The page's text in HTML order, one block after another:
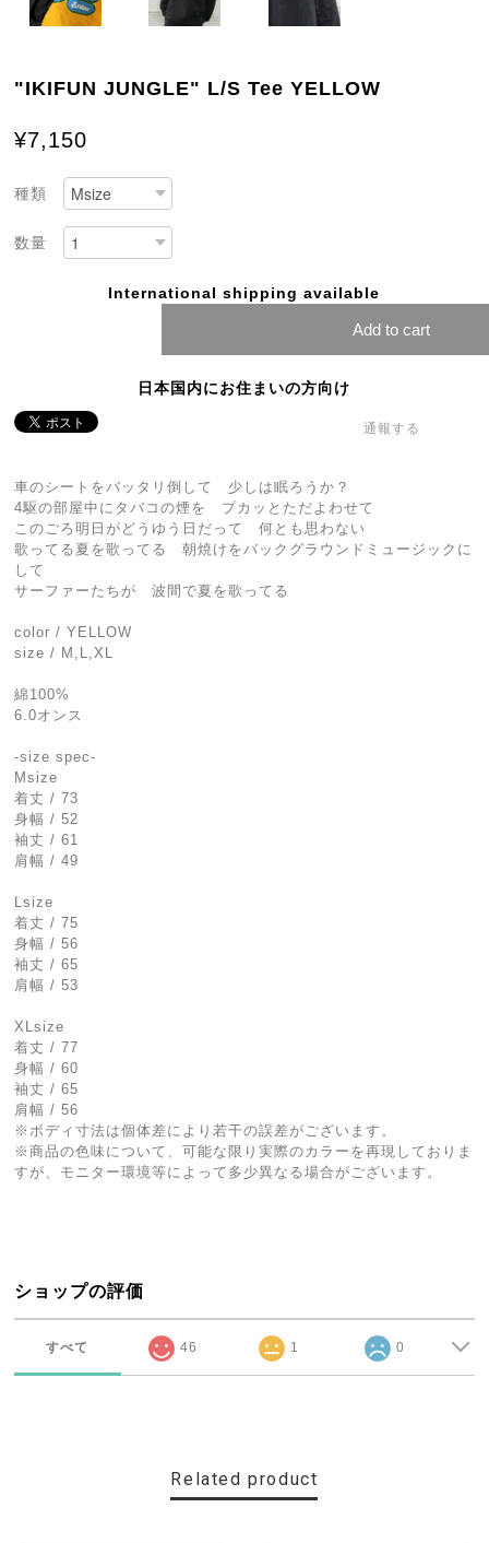
"IKIFUN JUNGLE" L/S Tee YELLOW
¥7,150
種類
数量
International shipping available
Add to cart
日本国内にお住まいの方向け
通報する
車のシートをバッタリ倒して 少しは眠ろうか？
4駆の部屋中にタバコの煙を プカッとただよわせて
このごろ明日がどうゆう日だって 何とも思わない
歌ってる夏を歌ってる 朝焼けをバックグラウンドミュージックに
して
サーファーたちが 波間で夏を歌ってる
color / YELLOW
size / M,L,XL
綿100%
6.0オンス
-size spec-
Msize
着丈 / 73
身幅 / 52
袖丈 / 61
肩幅 / 49
Lsize
着丈 / 75
身幅 / 56
袖丈 / 65
肩幅 / 53
XLsize
着丈 / 77
身幅 / 60
袖丈 / 65
肩幅 / 56
※ボディ寸法は個体差により若干の誤差がございます。
※商品の色味について、可能な限り実際のカラーを再現しておりま
すが、モニター環境等によって多少異なる場合がございます。
ショップの評価
すべて 46 1 0
Related product